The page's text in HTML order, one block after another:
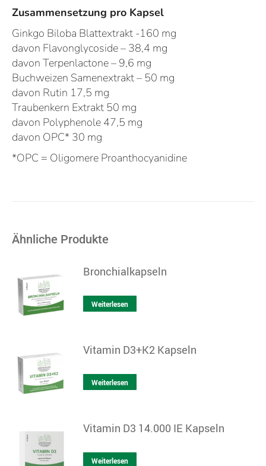
Zusammensetzung pro Kapsel
Ginkgo Biloba Blattextrakt -160 mg
davon Flavonglycoside – 38,4 mg
davon Terpenlactone – 9,6 mg
Buchweizen Samenextrakt – 50 mg
davon Rutin 17,5 mg
Traubenkern Extrakt 50 mg
davon Polyphenole 47,5 mg
davon OPC* 30 mg
*OPC = Oligomere Proanthocyanidine
Ähnliche Produkte
Bronchialkapseln
Weiterlesen
Vitamin D3+K2 Kapseln
Weiterlesen
Vitamin D3 14.000 IE Kapseln
Weiterlesen